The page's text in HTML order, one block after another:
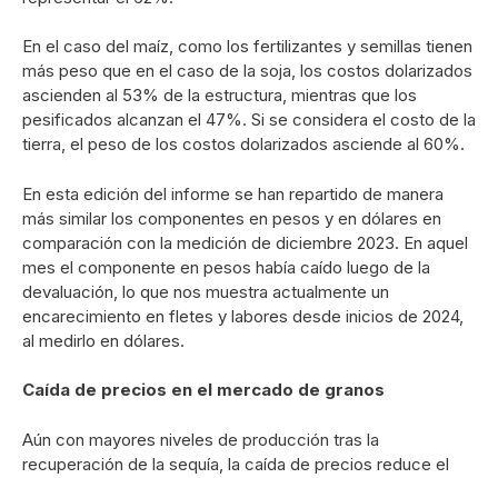
En el caso del maíz, como los fertilizantes y semillas tienen
más peso que en el caso de la soja, los costos dolarizados
ascienden al 53% de la estructura, mientras que los
pesificados alcanzan el 47%. Si se considera el costo de la
tierra, el peso de los costos dolarizados asciende al 60%.
En esta edición del informe se han repartido de manera
más similar los componentes en pesos y en dólares en
comparación con la medición de diciembre 2023. En aquel
mes el componente en pesos había caído luego de la
devaluación, lo que nos muestra actualmente un
encarecimiento en fletes y labores desde inicios de 2024,
al medirlo en dólares.
Caída de precios en el mercado de granos
Aún con mayores niveles de producción tras la
recuperación de la sequía, la caída de precios reduce el